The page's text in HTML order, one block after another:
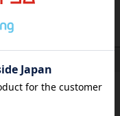
ん。 今後読まれる
えませんか？